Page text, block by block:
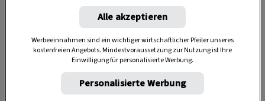
Alle akzeptieren
Werbeeinnahmen sind ein wichtiger wirtschaftlicher Pfeiler unseres
kostenfreien Angebots. Mindestvoraussetzung zur Nutzung ist Ihre
Einwilligung für personalisierte Werbung.
Personalisierte Werbung